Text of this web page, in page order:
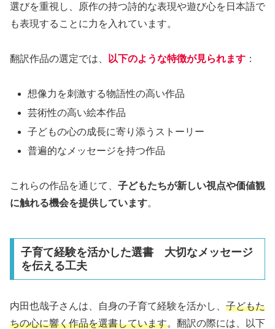
選びを重視し、原作の持つ詩的な表現や遊び心を日本語で
も表現することに力を入れています。
翻訳作品の選定では、 以下のような特徴が見られます ：
想像力を刺激する物語性の高い作品
芸術性の高い絵本作品
子どもの心の成長に寄り添うストーリー
普遍的なメッセージを持つ作品
これらの作品を通じて、 子どもたちが新しい視点や価値観
に触れる機会を提供しています。
子育て経験を活かした選書 大切なメッセージ
を伝える工夫
内田也哉子さんは、自身の子育て経験を活かし、 子どもた
ちの心に響く作品を選書しています。翻訳の際には、以下